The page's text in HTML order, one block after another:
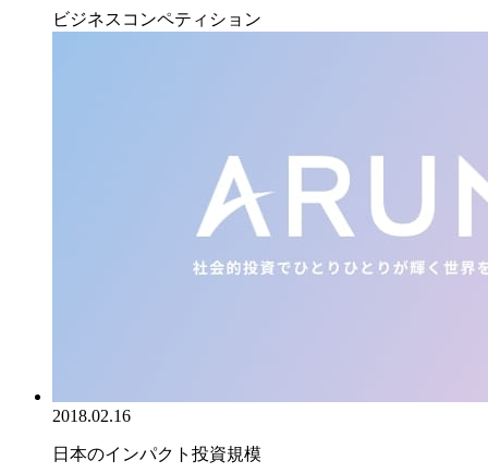
ビジネスコンペティション
2018.02.16
日本のインパクト投資規模